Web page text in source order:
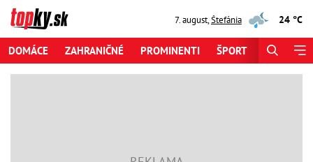
7. august,Štefánia 24 °C
DOMÁCE ZAHRANIČNÉ PROMINENTI ŠPORT